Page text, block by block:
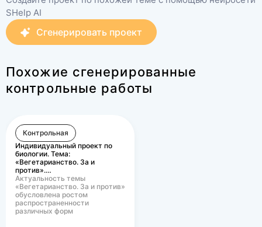
SHelp AI
Сгенерировать проект
Похожие сгенерированные
контрольные работы
Контрольная
Индивидуальный проект по
биологии. Тема:
«Вегетарианство. За и
против».…
Актуальность темы
«Вегетарианство. За и против»
обусловлена ростом
распространенности
различных форм